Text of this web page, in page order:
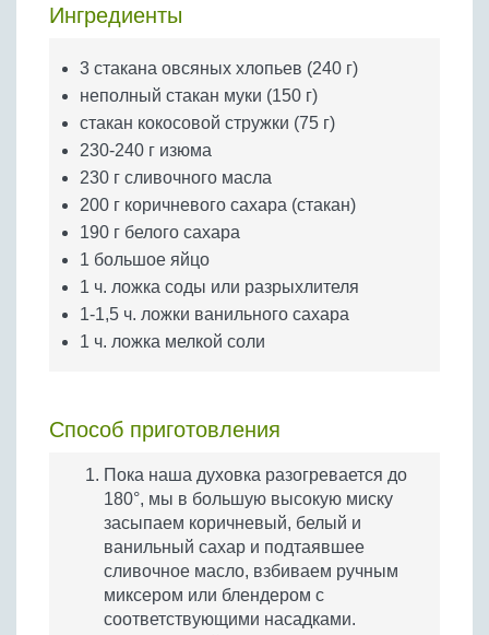
Бобовые
Крупы
Ингредиенты
3 стакана овсяных хлопьев (240 г)
неполный стакан муки (150 г)
стакан кокосовой стружки (75 г)
230-240 г изюма
230 г сливочного масла
200 г коричневого сахара (стакан)
190 г белого сахара
1 большое яйцо
1 ч. ложка соды или разрыхлителя
1-1,5 ч. ложки ванильного сахара
1 ч. ложка мелкой соли
Способ приготовления
Пока наша духовка разогревается до
180°, мы в большую высокую миску
засыпаем коричневый, белый и
ванильный сахар и подтаявшее
сливочное масло, взбиваем ручным
миксером или блендером с
соответствующими насадками.